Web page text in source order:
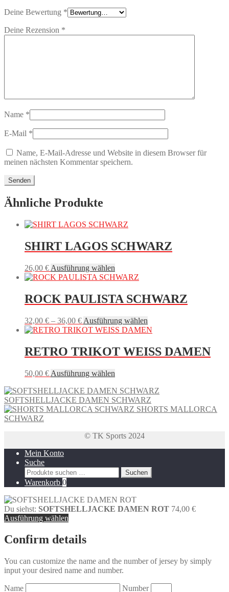
Deine Bewertung *
Deine Rezension *
Name *
E-Mail *
Name, E-Mail-Adresse und Website in diesem Browser für
meinen nächsten Kommentar speichern.
Ähnliche Produkte
SHIRT LAGOS SCHWARZ
26,00 € Ausführung wählen
Produkt
mehrere
Varianten
Die
Optionen
auf
der
gewählt
werden
ROCK PAULISTA SCHWARZ
32,00 € – 36,00 €Preisspanne:
32,00 €
36,00 €
Ausführung wählen
Produkt
mehrere
Varianten
können
auf
der
RETRO TRIKOT WEISS DAMEN
50,00 € Ausführung wählen
weist
mehrere
Varianten
Optionen
Produktseite
SOFTSHELLJACKE DAMEN SCHWARZ
SHORTS MALLORCA
SCHWARZ
© TK Sports 2024
Mein Konto
Suche
Suchen
nach:
Suchen
Warenkorb 0
Du siehst: SOFTSHELLJACKE DAMEN ROT 74,00 €
Ausführung wählen
Confirm details
You can customize the name and the number of jersey by simply
input your desired name and number.
Name Number